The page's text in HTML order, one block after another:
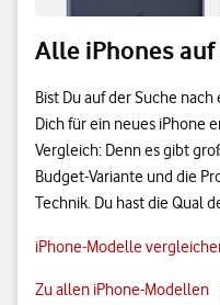
Alle iPhones
Bist Du auf der Suche
Dich für ein neues iPhone
Vergleich: Denn es gibt
Budget-Variante und die
Technik. Du hast die Qual
iPhone-Modelle
Zu allen iPhone-Modellen